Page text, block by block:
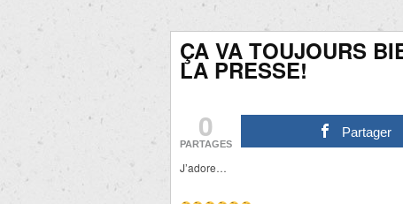
ÇA VA TOUJOURS
LA PRESSE!
0
PARTAGES
Partager
J’adore…